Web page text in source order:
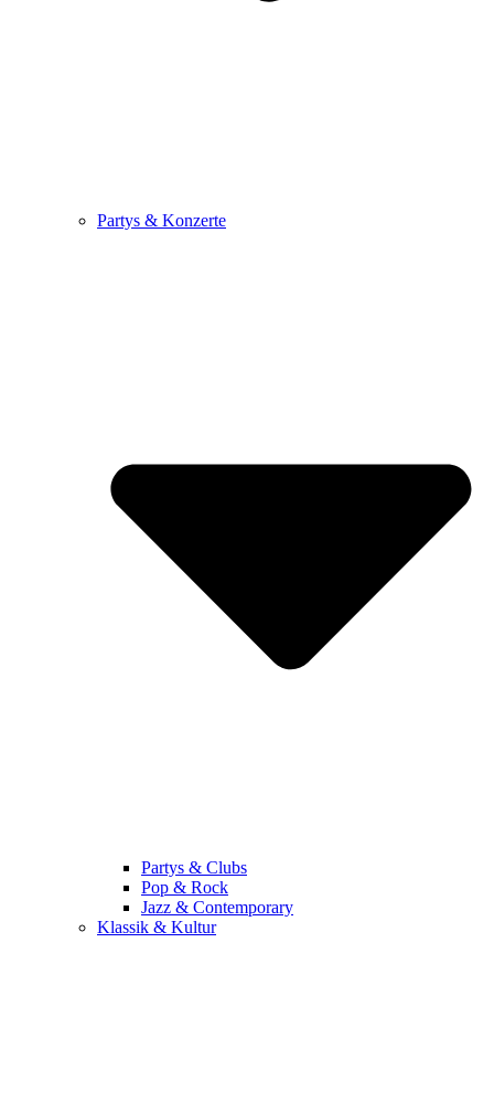
Partys & Konzerte
Partys & Clubs
Pop & Rock
Jazz & Contemporary
Klassik & Kultur